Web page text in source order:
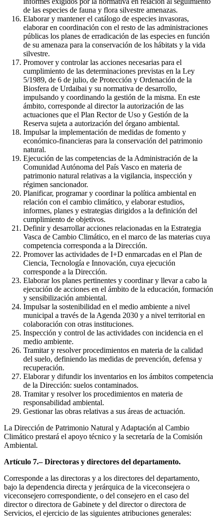
de las especies de fauna y flora silvestre amenazas.
Elaborar y mantener el catálogo de especies invasoras,
elaborar en coordinación con el resto de las administraciones
públicas los planes de erradicación de las especies en función
de su amenaza para la conservación de los hábitats y la vida
silvestre.
Promover y controlar las acciones necesarias para el
cumplimiento de las determinaciones previstas en la Ley
5/1989, de 6 de julio, de Protección y Ordenación de la
Biosfera de Urdaibai y su normativa de desarrollo,
impulsando y coordinando la gestión de la misma. En este
ámbito, corresponde al director la autorización de las
actuaciones que el Plan Rector de Uso y Gestión de la
Reserva sujeta a autorización del órgano ambiental.
Impulsar la implementación de medidas de fomento y
económico-financieras para la conservación del patrimonio
natural.
Ejecución de las competencias de la Administración de la
Comunidad Autónoma del País Vasco en materia de
patrimonio natural relativas a la vigilancia, inspección y
régimen sancionador.
Planificar, programar y coordinar la política ambiental en
relación con el cambio climático, y elaborar estudios,
informes, planes y estrategias dirigidos a la definición del
cumplimiento de objetivos.
Definir y desarrollar acciones relacionadas en la Estrategia
Vasca de Cambio Climático, en el marco de las materias cuya
competencia corresponda a la Dirección.
Promover las actividades de I+D enmarcadas en el Plan de
Ciencia, Tecnología e Innovación, cuya ejecución
corresponde a la Dirección.
Elaborar los planes pertinentes y coordinar y llevar a cabo la
ejecución de acciones en el ámbito de la educación, formación
y sensibilización ambiental.
Impulsar la sostenibilidad en el medio ambiente a nivel
municipal a través de la Agenda 2030 y a nivel territorial en
colaboración con otras instituciones.
Inspección y control de las actividades con incidencia en el
medio ambiente.
Tramitar y resolver procedimientos en materia de la calidad
del suelo, definiendo las medidas de prevención, defensa y
recuperación.
Elaborar y difundir los inventarios en los ámbitos competencia
de la Dirección: suelos contaminados.
Tramitar y resolver los procedimientos en materia de
responsabilidad ambiental.
Gestionar las obras relativas a sus áreas de actuación.
La Dirección de Patrimonio Natural y Adaptación al Cambio
Climático prestará el apoyo técnico y la secretaría de la Comisión
Ambiental.
Artículo 7.– Directoras y directores del departamento.
Corresponde a las directoras y a los directores del departamento,
bajo la dependencia directa y jerárquica de la viceconsejera o
viceconsejero correspondiente, o del consejero en el caso del
director o directora de Gabinete y del director o directora de
Servicios, el ejercicio de las siguientes atribuciones generales: